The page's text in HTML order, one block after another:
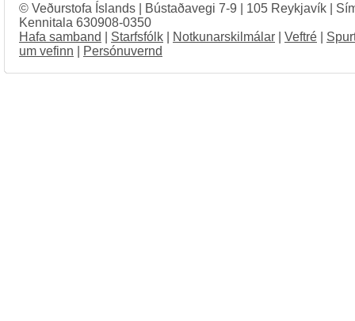
© Veðurstofa Íslands | Bústaðavegi 7-9 | 105 Reykjavík |
Kennitala 630908-0350
Hafa samband
Starfsfólk Notkunarskilmálar Veftré
um vefinn
Persónuvernd